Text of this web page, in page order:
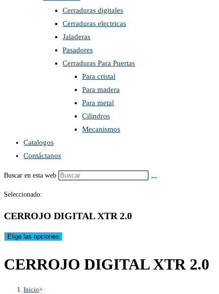
Cerraduras digitales
Cerraduras electricas
Jaladeras
Pasadores
Cerraduras Para Puertas
Para cristal
Para madera
Para metal
Cilindros
Mecanismos
Catalogos
Contáctanos
Buscar en esta web
Seleccionado:
CERROJO DIGITAL XTR 2.0
Elige las opciones
CERROJO DIGITAL XTR 2.0
Inicio>